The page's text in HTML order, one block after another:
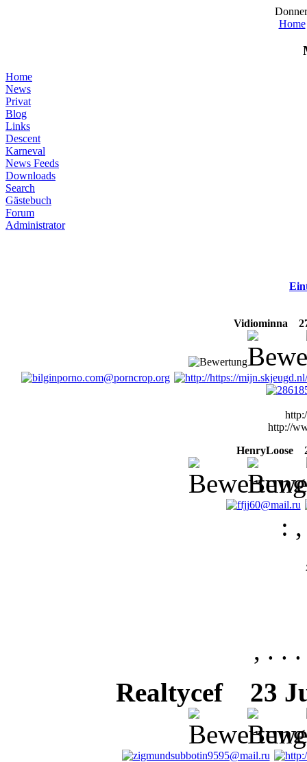
Home
Home
News
Privat
Blog
Links
Descent
Karneval
News Feeds
Downloads
Search
Gästebuch
Forum
Administrator
Vidiominna
http://
HenryLoose
:
, . .
Realtycef
23